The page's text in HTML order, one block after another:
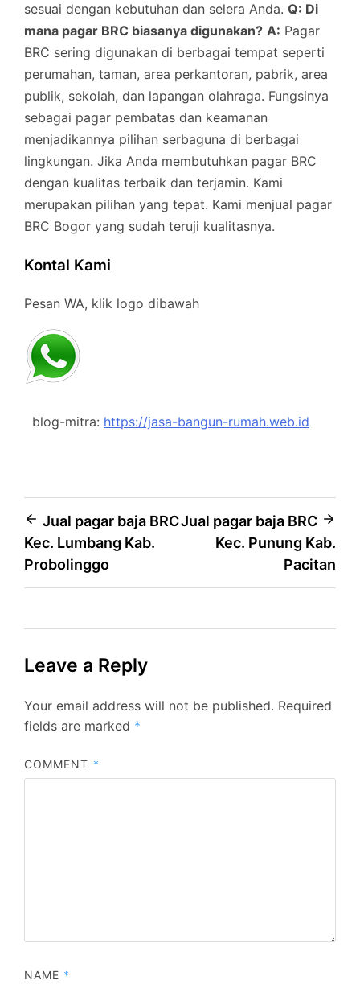
sesuai dengan kebutuhan dan selera Anda. Q: Di
mana pagar BRC biasanya digunakan? A: Pagar
BRC sering digunakan di berbagai tempat seperti
perumahan, taman, area perkantoran, pabrik, area
publik, sekolah, dan lapangan olahraga. Fungsinya
sebagai pagar pembatas dan keamanan
menjadikannya pilihan serbaguna di berbagai
lingkungan. Jika Anda membutuhkan pagar BRC
dengan kualitas terbaik dan terjamin. Kami
merupakan pilihan yang tepat. Kami menjual pagar
BRC Bogor yang sudah teruji kualitasnya.
Kontal Kami
Pesan WA, klik logo dibawah
blog-mitra: https://jasa-bangun-rumah.web.id
Post
navigation
Jual pagar baja BRC
Kec. Lumbang Kab.
Probolinggo
Jual pagar baja BRC
Kec. Punung Kab.
Pacitan
Leave a Reply
Your email address will not be published. Required
fields are marked *
COMMENT *
NAME *